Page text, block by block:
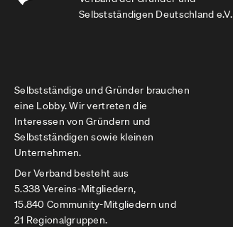
Selbstständigen Deutschland e.V.
Selbstständige und Gründer brauchen
eine Lobby. Wir vertreten die
Interessen von Gründern und
Selbstständigen sowie kleinen
Unternehmen.
Der Verband besteht aus
5.338 Vereins-Mitgliedern,
15.840 Community-Mitgliedern und
21 Regionalgruppen.